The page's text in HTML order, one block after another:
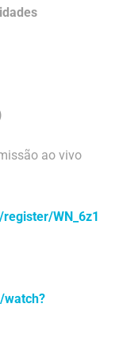
ao vivo
WN_6z1
watch?